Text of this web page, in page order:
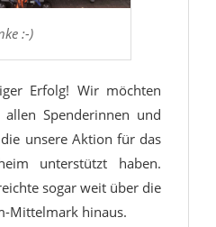
:-)
Erfolg! Wir möchten
Spenderinnen und
unsere Aktion für das
unterstützt haben.
sogar weit über die
Mittelmark hinaus.